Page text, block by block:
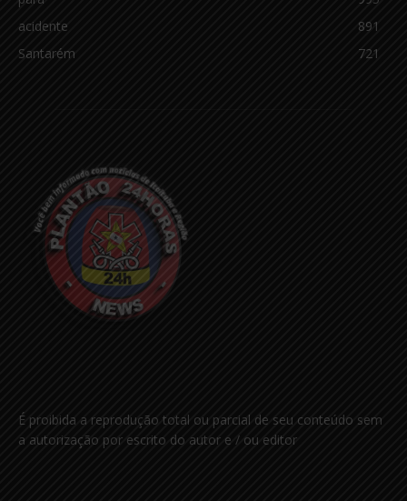
acidente
891
Santarém
721
É proibida a reprodução total ou parcial de seu conteúdo sem
a autorização por escrito do autor e / ou editor